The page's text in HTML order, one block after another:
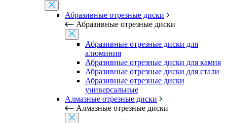
Абразивные отрезные диски
Абразивные отрезные диски
Абразивные отрезные диски для
алюминия
Абразивные отрезные диски для камня
Абразивные отрезные диски для стали
Абразивные отрезные диски
универсальные
Алмазные отрезные диски
Алмазные отрезные диски